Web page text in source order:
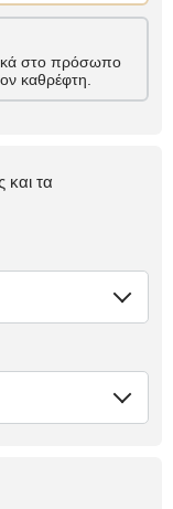
στο πρόσωπο
καθρέφτη.
και τα